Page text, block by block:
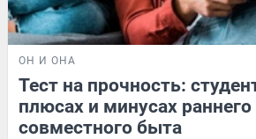
ОН И ОНА
Тест на прочность:
плюсах и минусах раннего
совместного быта